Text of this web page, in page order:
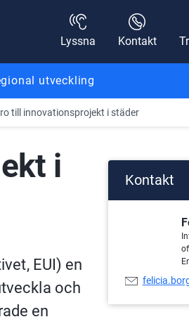
Lyssna Kontakt
utveckling
till innovationsprojekt i städer
i
EUI) en
och
en
Kontakt
E-